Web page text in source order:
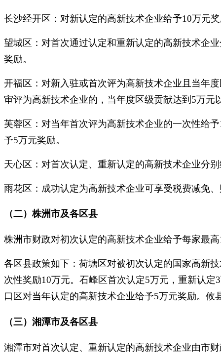
长沙经开区：对新认定的高新技术企业给予10万元
望城区：对首次通过认定和重新认定的高新技术企
奖励。
开福区：对新入驻或首次评为高新技术企业且当年
审评为高新技术企业的，当年度区级贡献达到5万
芙蓉区：对当年首次评为高新技术企业的一次性给
予5万元奖励。
天心区：对首次认定、重新认定的高新技术企业分
雨花区：成功认定为高新技术企业可享受税费减免
（二）株洲市及各区县
株洲市财政对初次认定的高新技术企业给予每家最
各区县政策如下：荷塘区对被初次认定的国家高新
次性奖励10万元。石峰区首次认定5万元，重新认
口区对当年认定的高新技术企业给予5万元奖励。
（三）湘潭市及各区县
湘潭市对首次认定、重新认定的高新技术企业由市